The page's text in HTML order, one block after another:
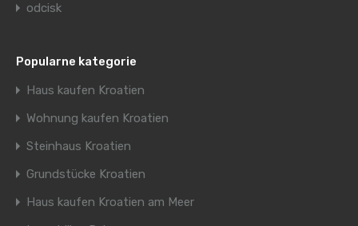
odcisk
Popularne kategorie
Haus kaufen Kroatien
Wohnung kaufen Kroatien
Steinhaus Kroatien
Grundstücke Kroatien
Haus kaufen Kroatien am Meer